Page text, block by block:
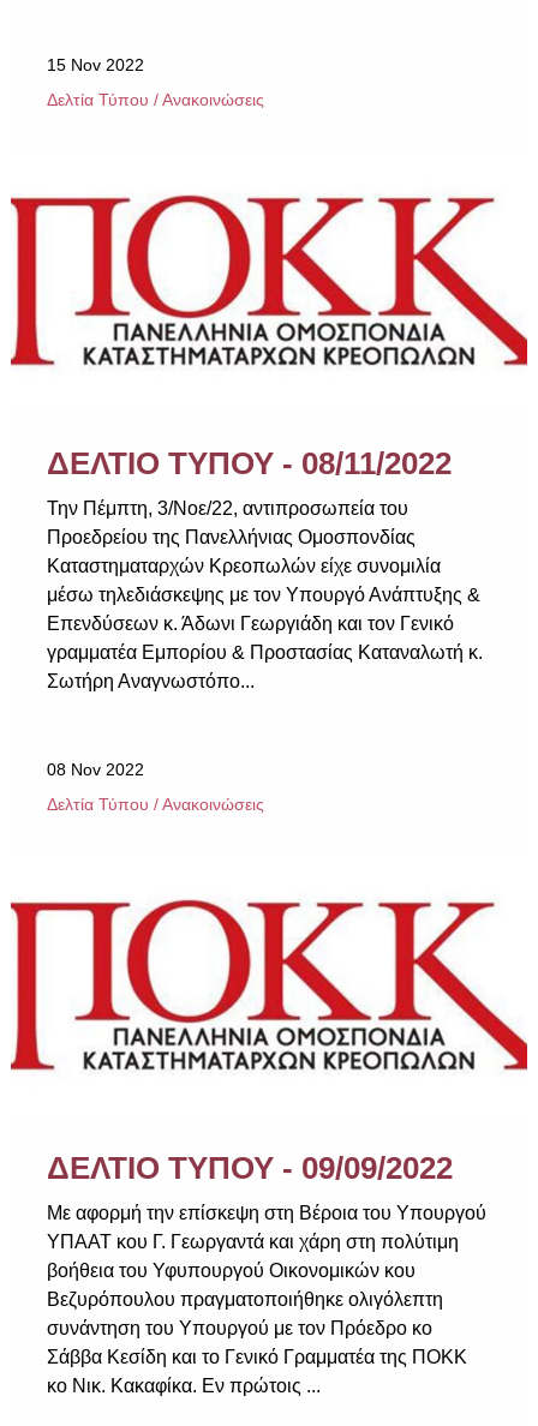
15 Nov 2022
Δελτία Τύπου / Ανακοινώσεις
ΔΕΛΤΙΟ ΤΥΠΟΥ - 08/11/2022
Την Πέμπτη, 3/Νοε/22, αντιπροσωπεία του
Προεδρείου της Πανελλήνιας Ομοσπονδίας
Καταστηματαρχών Κρεοπωλών είχε συνομιλία
μέσω τηλεδιάσκεψης με τον Υπουργό Ανάπτυξης &
Επενδύσεων κ. Άδωνι Γεωργιάδη και τον Γενικό
γραμματέα Εμπορίου & Προστασίας Καταναλωτή κ.
Σωτήρη Αναγνωστόπο...
08 Nov 2022
Δελτία Τύπου / Ανακοινώσεις
ΔΕΛΤΙΟ ΤΥΠΟΥ - 09/09/2022
Με αφορμή την επίσκεψη στη Βέροια του Υπουργού
ΥΠΑΑΤ κου Γ. Γεωργαντά και χάρη στη πολύτιμη
βοήθεια του Υφυπουργού Οικονομικών κου
Βεζυρόπουλου πραγματοποιήθηκε ολιγόλεπτη
συνάντηση του Υπουργού με τον Πρόεδρο κο
Σάββα Κεσίδη και το Γενικό Γραμματέα της ΠΟΚΚ
κο Νικ. Κακαφίκα. Εν πρώτοις ...